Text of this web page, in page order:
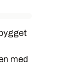
med